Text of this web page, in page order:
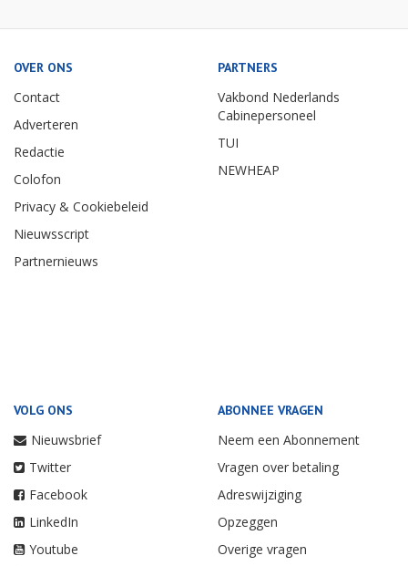
OVER ONS
Contact
Adverteren
Redactie
Colofon
Privacy & Cookiebeleid
Nieuwsscript
Partnernieuws
PARTNERS
Vakbond Nederlands
Cabinepersoneel
TUI
NEWHEAP
VOLG ONS
Nieuwsbrief
Twitter
Facebook
LinkedIn
Youtube
ABONNEE VRAGEN
Neem een Abonnement
Vragen over betaling
Adreswijziging
Opzeggen
Overige vragen